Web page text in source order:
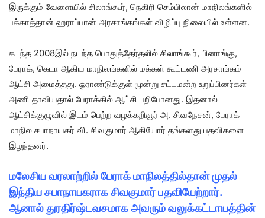
இருக்கும் வேளையில் சிலாங்கூர், நெகிரி செம்பிலான் மாநிலங்களில்
பக்காத்தான் ஹராப்பான் அரசாங்கங்கள் விழிப்பு நிலையில் உள்ளன.
கடந்த 2008இல் நடந்த பொதுத்தேர்தலில் சிலாங்கூர், பினாங்கு,
பேராக், கெடா ஆகிய மாநிலங்களில் மக்கள் கூட்டணி அரசாங்கம்
ஆட்சி அமைத்தது. ஓராண்டுக்குள் மூன்று சட்டமன்ற உறுப்பினர்கள்
அணி தாவியதால் பேராக்கில் ஆட்சி பறிபோனது. இதனால்
ஆட்சிக்குழுவில் இடம் பெற்ற வழக்கறிஞர் அ. சிவநேசன், பேராக்
மாநில சபாநாயகர் வி. சிவகுமார் ஆகியோர் தங்களது பதவிகளை
இழந்தனர்.
மலேசிய வரலாற்றில் பேராக் மாநிலத்தில்தான் முதல்
இந்திய சபாநாயகராக சிவகுமார் பதவியேற்றார்.
ஆனால் துரதிர்ஷ்டவசமாக அவரும் வலுக்கட்டாயத்தின்